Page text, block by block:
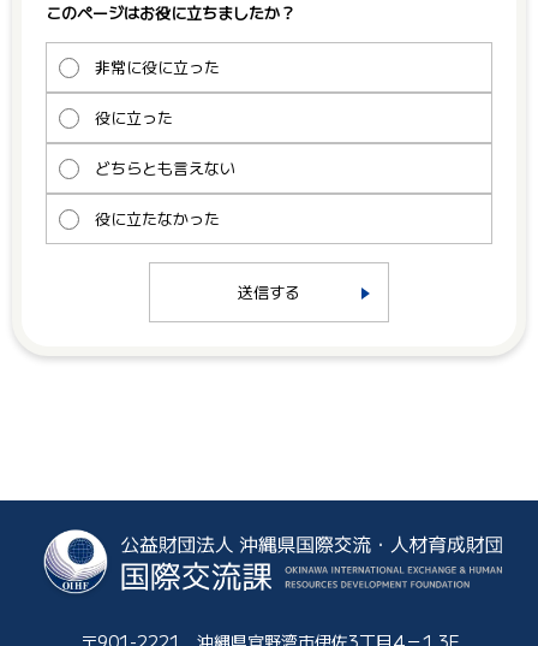
このページはお役に立ちましたか？
非常に役に立った
役に立った
どちらとも言えない
役に立たなかった
送信する
〒901-2221 沖縄県宜野湾市伊佐3丁目4－1 3F